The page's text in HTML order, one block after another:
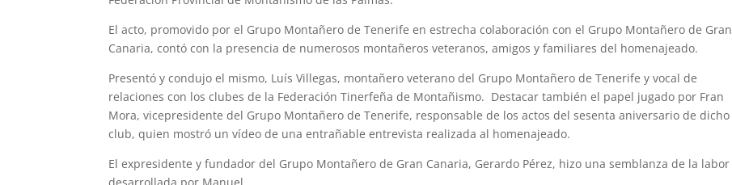
El acto, promovido por el Grupo Montañero de Tenerife en estrecha colaboración con el Grupo Montañero de Gran
Canaria, contó con la presencia de numerosos montañeros veteranos, amigos y familiares del homenajeado.
Presentó y condujo el mismo, Luís Villegas, montañero veterano del Grupo Montañero de Tenerife y vocal de
relaciones con los clubes de la Federación Tinerfeña de Montañismo. Destacar también el papel jugado por Fran
Mora, vicepresidente del Grupo Montañero de Tenerife, responsable de los actos del sesenta aniversario de dicho
club, quien mostró un vídeo de una entrañable entrevista realizada al homenajeado.
El expresidente y fundador del Grupo Montañero de Gran Canaria, Gerardo Pérez, hizo una semblanza de la labor